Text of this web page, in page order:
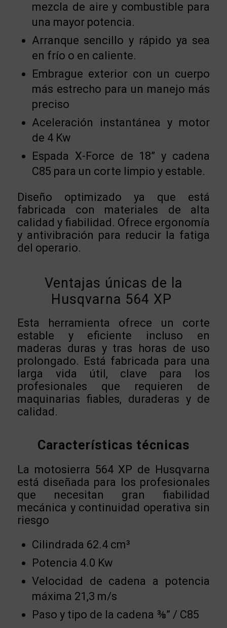
mezcla de aire y combustible para
una mayor potencia.
Arranque sencillo y rápido ya sea
en frío o en caliente.
Embrague exterior con un cuerpo
más estrecho para un manejo más
preciso
Aceleración instantánea y motor
de 4 Kw
Espada X-Force de 18” y cadena
C85 para un corte limpio y estable.
Diseño optimizado ya que está
fabricada con materiales de alta
calidad y fiabilidad. Ofrece ergonomía
y antivibración para reducir la fatiga
del operario.
Ventajas únicas de la
Husqvarna 564 XP
Esta herramienta ofrece un corte
estable y eficiente incluso en
maderas duras y tras horas de uso
prolongado. Está fabricada para una
larga vida útil, clave para los
profesionales que requieren de
maquinarias fiables, duraderas y de
calidad.
Características técnicas
La motosierra 564 XP de Husqvarna
está diseñada para los profesionales
que necesitan gran fiabilidad
mecánica y continuidad operativa sin
riesgo
Cilindrada 62.4 cm³
Potencia 4.0 Kw
Velocidad de cadena a potencia
máxima 21,3 m/s
Paso y tipo de la cadena ⅜” / C85